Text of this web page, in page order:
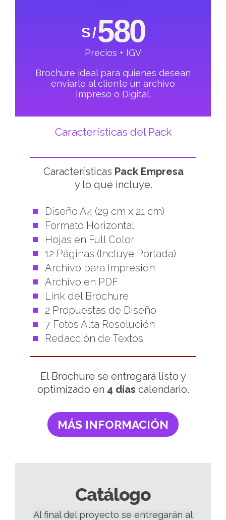
S / 580
Precios + IGV
Brochure ideal para quienes desean
enviarle al cliente un archivo
Impreso o Digital.
Características del Pack
Características Pack Empresa
y lo que incluye.
Diseño A4 (29 cm x 21 cm)
Formato Horizontal
Hojas en Full Color
12 Páginas (Incluye Portada)
Archivo para Impresión
Archivo en PDF
Link del Brochure
2 Propuestas de Diseño
7 Fotos Alta Resolución
Redacción de Textos
El Brochure se entregará listo y
optimizado en 4 días calendario.
MÁS INFORMACIÓN
Catálogo
Al final del proyecto se entregarán al